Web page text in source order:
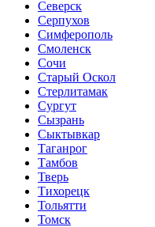
Северск
Серпухов
Симферополь
Смоленск
Сочи
Старый Оскол
Стерлитамак
Сургут
Сызрань
Сыктывкар
Таганрог
Тамбов
Тверь
Тихорецк
Тольятти
Томск